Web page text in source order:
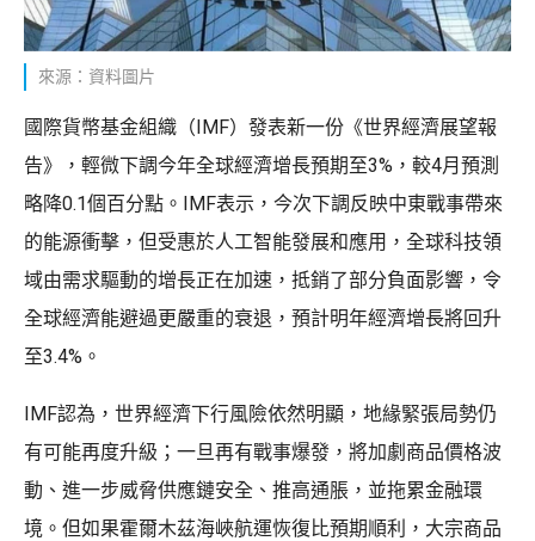
來源：資料圖片
國際貨幣基金組織（IMF）發表新一份《世界經濟展望報
告》，輕微下調今年全球經濟增長預期至3%，較4月預測
略降0.1個百分點。IMF表示，今次下調反映中東戰事帶來
的能源衝擊，但受惠於人工智能發展和應用，全球科技領
域由需求驅動的增長正在加速，抵銷了部分負面影響，令
全球經濟能避過更嚴重的衰退，預計明年經濟增長將回升
至3.4%。
IMF認為，世界經濟下行風險依然明顯，地緣緊張局勢仍
有可能再度升級；一旦再有戰事爆發，將加劇商品價格波
動、進一步威脅供應鏈安全、推高通脹，並拖累金融環
境。但如果霍爾木茲海峽航運恢復比預期順利，大宗商品